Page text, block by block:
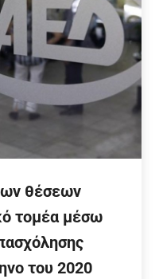
θέσεων
τομέα μέσω
του 2020